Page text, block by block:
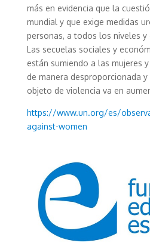
más en evidencia que la
mundial y que exige medidas
personas, a todos los niveles
Las secuelas sociales y
están sumiendo a las mujeres
de manera desproporcionada
objeto de violencia va en
https://www.un.org/es/
against-women